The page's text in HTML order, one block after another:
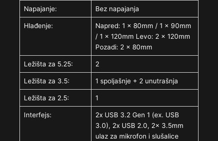
Napajanje: Bez napajanja
Hlađenje:
Napred: 1 x 80mm / 1 x 90mm
/ 1 x 120mm Levo: 2 x 120mm
Pozadi: 2 x 80mm
Ležišta za 5.25: 2
Ležišta za 3.5: 1 spoljašnje + 2 unutrašnja
Ležišta za 2.5: 1
Interfejs:
2x USB 3.2 Gen 1 (ex. USB
3.0), 2x USB 2.0, 2x 3.5mm
ulaz za mikrofon i slušalice